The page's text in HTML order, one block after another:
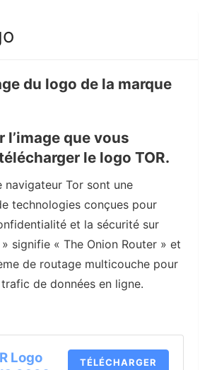
du logo de la marque
l’image que vous
le logo TOR.
navigateur Tor sont une
technologies conçues pour
et la sécurité sur
signifie « The Onion Router » et
de routage multicouche pour
de données en ligne.
Logo
TÉLÉCHARGER